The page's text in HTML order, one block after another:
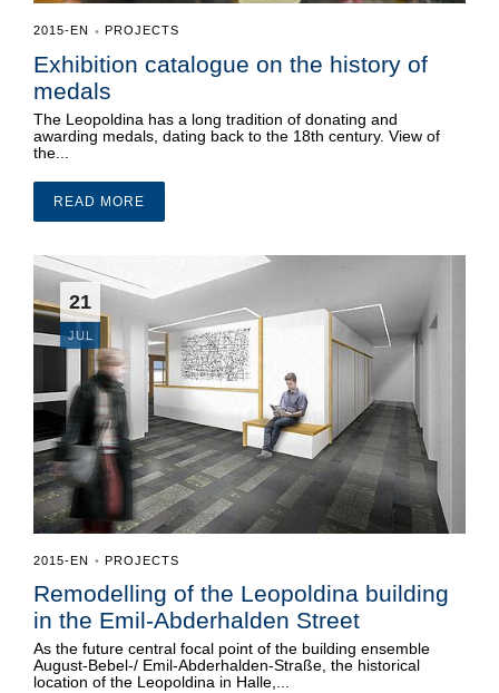
2015-EN • PROJECTS
Exhibition catalogue on the history of
medals
The Leopoldina has a long tradition of donating and
awarding medals, dating back to the 18th century. View of
the...
READ MORE
21
JUL
2015-EN • PROJECTS
Remodelling of the Leopoldina building
in the Emil-Abderhalden Street
As the future central focal point of the building ensemble
August-Bebel-/ Emil-Abderhalden-Straße, the historical
location of the Leopoldina in Halle,...